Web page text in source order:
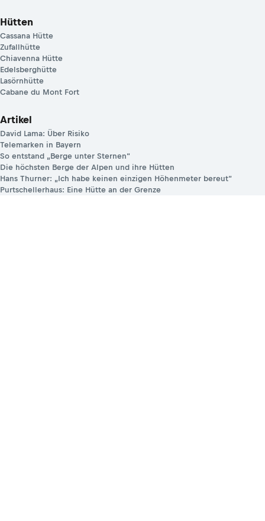
Hütten
Cassana Hütte
Zufallhütte
Chiavenna Hütte
Edelsberghütte
Lasörnhütte
Cabane du Mont Fort
Artikel
David Lama: Über Risiko
Telemarken in Bayern
So entstand „Berge unter Sternen“
Die höchsten Berge der Alpen und ihre Hütten
Hans Thurner: „Ich habe keinen einzigen Höhenmeter bereut“
Purtschellerhaus: Eine Hütte an der Grenze